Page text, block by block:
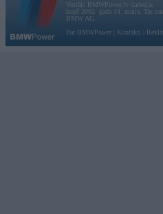
Vortāls BMWPower.lv darbojas
kopš 2002. gada 14. maija. Tas
BMW AG.
Par BMWPower
Kontakti